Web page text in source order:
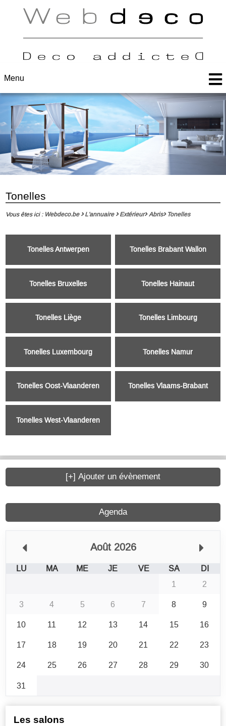
Menu
Tonelles
Vous êtes ici : Webdeco.be L'annuaire Extérieur Abris Tonelles
Tonelles Antwerpen Tonelles Brabant Wallon
Tonelles Bruxelles Tonelles Hainaut
Tonelles Liège Tonelles Limbourg
Tonelles Luxembourg Tonelles Namur
Tonelles Oost-Vlaanderen Tonelles Vlaams-Brabant
Tonelles West-Vlaanderen
Agenda
Août 2026
LU MA ME JE VE SA
DI
1
2
3
4 5 6 7 8
9
10
11 12 13 14 15
16
17
18 19 20 21 22
23
24
25 26 27 28 29
30
31
[+] Ajouter un évènement
Les salons